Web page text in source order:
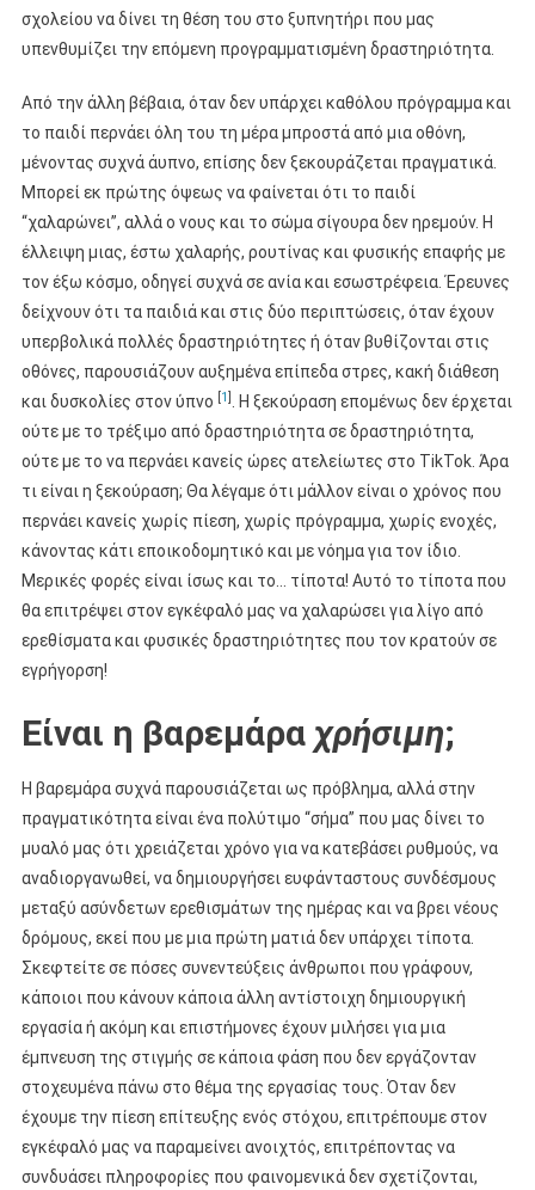
σχολείου να δίνει τη θέση του στο ξυπνητήρι που μας
υπενθυμίζει την επόμενη προγραμματισμένη δραστηριότητα.
Από την άλλη βέβαια, όταν δεν υπάρχει καθόλου πρόγραμμα και
το παιδί περνάει όλη του τη μέρα μπροστά από μια οθόνη,
μένοντας συχνά άυπνο, επίσης δεν ξεκουράζεται πραγματικά.
Μπορεί εκ πρώτης όψεως να φαίνεται ότι το παιδί
“χαλαρώνει”, αλλά ο νους και το σώμα σίγουρα δεν ηρεμούν. Η
έλλειψη μιας, έστω χαλαρής, ρουτίνας και φυσικής επαφής με
τον έξω κόσμο, οδηγεί συχνά σε ανία και εσωστρέφεια. Έρευνες
δείχνουν ότι τα παιδιά και στις δύο περιπτώσεις, όταν έχουν
υπερβολικά πολλές δραστηριότητες ή όταν βυθίζονται στις
οθόνες, παρουσιάζουν αυξημένα επίπεδα στρες, κακή διάθεση
και δυσκολίες στον ύπνο [1]
. Η ξεκούραση επομένως δεν έρχεται
ούτε με το τρέξιμο από δραστηριότητα σε δραστηριότητα,
ούτε με το να περνάει κανείς ώρες ατελείωτες στο TikTok. Άρα
τι είναι η ξεκούραση; Θα λέγαμε ότι μάλλον είναι ο χρόνος που
περνάει κανείς χωρίς πίεση, χωρίς πρόγραμμα, χωρίς ενοχές,
κάνοντας κάτι εποικοδομητικό και με νόημα για τον ίδιο.
Μερικές φορές είναι ίσως και το… τίποτα! Αυτό το τίποτα που
θα επιτρέψει στον εγκέφαλό μας να χαλαρώσει για λίγο από
ερεθίσματα και φυσικές δραστηριότητες που τον κρατούν σε
εγρήγορση!
Είναι η βαρεμάρα χρήσιμη;
Η βαρεμάρα συχνά παρουσιάζεται ως πρόβλημα, αλλά στην
πραγματικότητα είναι ένα πολύτιμο “σήμα” που μας δίνει το
μυαλό μας ότι χρειάζεται χρόνο για να κατεβάσει ρυθμούς, να
αναδιοργανωθεί, να δημιουργήσει ευφάνταστους συνδέσμους
μεταξύ ασύνδετων ερεθισμάτων της ημέρας και να βρει νέους
δρόμους, εκεί που με μια πρώτη ματιά δεν υπάρχει τίποτα.
Σκεφτείτε σε πόσες συνεντεύξεις άνθρωποι που γράφουν,
κάποιοι που κάνουν κάποια άλλη αντίστοιχη δημιουργική
εργασία ή ακόμη και επιστήμονες έχουν μιλήσει για μια
έμπνευση της στιγμής σε κάποια φάση που δεν εργάζονταν
στοχευμένα πάνω στο θέμα της εργασίας τους. Όταν δεν
έχουμε την πίεση επίτευξης ενός στόχου, επιτρέπουμε στον
εγκέφαλό μας να παραμείνει ανοιχτός, επιτρέποντας να
συνδυάσει πληροφορίες που φαινομενικά δεν σχετίζονται,